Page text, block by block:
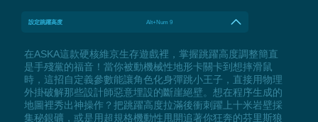
設定跳躍高度 Alt+Num 9
在ASKA這款硬核維京生存遊戲裡，掌握跳躍高度調整簡直
是手殘黨的福音！當你被動機械性地形卡關卡到想摔滑鼠
時，這招自定義參數能讓角色化身彈跳小王子，直接用物理
外掛破解那些設計師惡意埋設的斷崖絕壁。想在程序生成的
地圖裡秀出神操作？把跳躍高度拉滿後衝刺躍上十米岩壁採
集秘銀礦，或是用超規格機動性甩開追著你狂奔的芬里斯狼